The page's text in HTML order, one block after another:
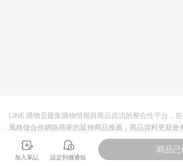
加入筆記 設定到價通知
商品已
LINE 購物是匯集購物情報與商品資訊的整合性平台，
風格做合作網路商家的延伸商品推薦，商品資料更新會
商品至各合作網路商家，確認現售價與購物條件，一
準。